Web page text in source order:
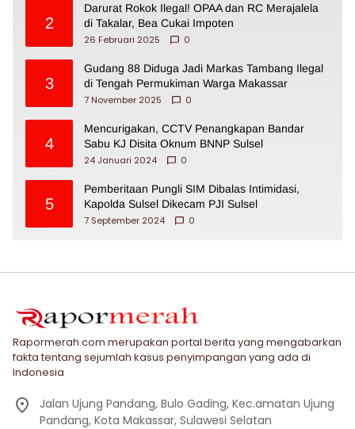
2
Darurat Rokok Ilegal! OPAA dan RC Merajalela
di Takalar, Bea Cukai Impoten
26 Februari 2025
0
3
Gudang 88 Diduga Jadi Markas Tambang Ilegal
di Tengah Permukiman Warga Makassar
7 November 2025
0
4
Mencurigakan, CCTV Penangkapan Bandar
Sabu KJ Disita Oknum BNNP Sulsel
24 Januari 2024
0
5
Pemberitaan Pungli SIM Dibalas Intimidasi,
Kapolda Sulsel Dikecam PJI Sulsel
7 September 2024
0
Rapormerah.com merupakan portal berita yang mengabarkan
fakta tentang sejumlah kasus penyimpangan yang ada di
Indonesia
Jalan Ujung Pandang, Bulo Gading, Kec.amatan Ujung
Pandang, Kota Makassar, Sulawesi Selatan